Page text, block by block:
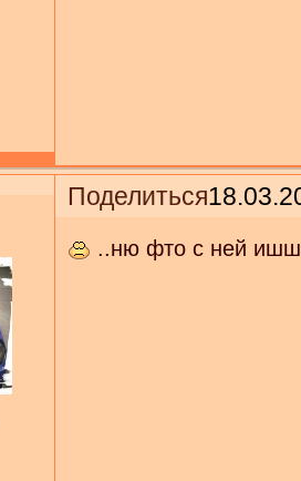
Поделиться
..ню фто с ней